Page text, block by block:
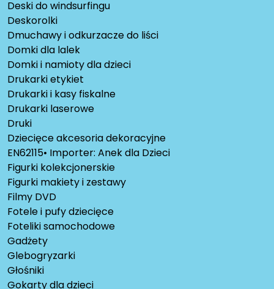
Deski do windsurfingu
Deskorolki
Dmuchawy i odkurzacze do liści
Domki dla lalek
Domki i namioty dla dzieci
Drukarki etykiet
Drukarki i kasy fiskalne
Drukarki laserowe
Druki
Dziecięce akcesoria dekoracyjne
EN62115• Importer: Anek dla Dzieci
Figurki kolekcjonerskie
Figurki makiety i zestawy
Filmy DVD
Fotele i pufy dziecięce
Foteliki samochodowe
Gadżety
Glebogryzarki
Głośniki
Gokarty dla dzieci